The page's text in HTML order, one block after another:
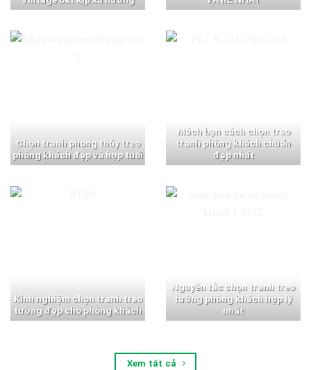
Chọn tranh phong thủy treo
phòng khách đẹp và hợp tuổi
Mách bạn cách chọn treo
tranh phòng khách chuẩn
đẹp nhất
Kinh nghiệm chọn tranh treo
tường đẹp cho phòng khách
Nguyên tắc chọn tranh treo
tường phòng khách hợp lý
nhất
Xem tất cả